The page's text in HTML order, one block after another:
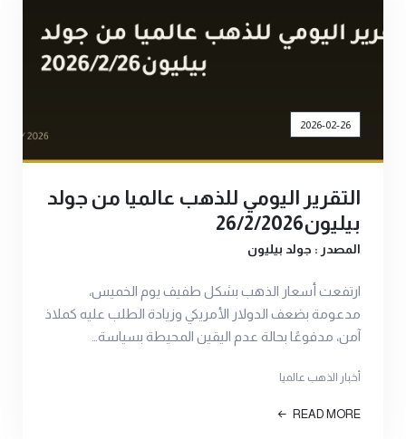
2026-02-26
التقرير اليومي للذهب عالميا من جولد
بيليون26/2/2026
المصدر : جولد بيليون
ارتفعت أسعار الذهب بشكل طفيف يوم الخميس،
مدعومة بضعف الدولار الأمريكي وزيادة الطلب عليه كملاذ
آمن، مدفوعًا بحالة عدم اليقين المحيطة بسياسة…
أخبار الذهب عالميا
READ MORE